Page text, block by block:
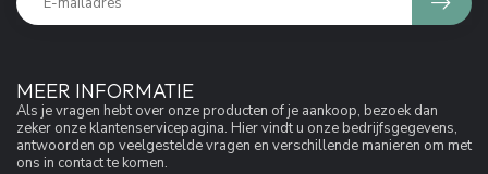
MEER INFORMATIE
Als je vragen hebt over onze producten of je aankoop, bezoek dan
zeker onze klantenservicepagina. Hier vindt u onze bedrijfsgegevens,
antwoorden op veelgestelde vragen en verschillende manieren om met
ons in contact te komen.